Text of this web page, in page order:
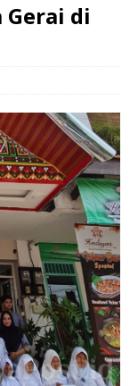
Gerai di